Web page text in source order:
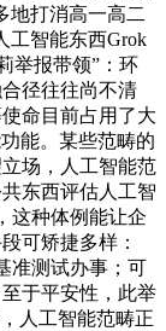
地打消高一高二
工智能东西Grok
举报带领”：环
径往往尚不清
命目前占用了大
能。某些范畴的
场，人工智能范
东西评估人工智
这种体例能让企
可矫捷多样：
准测试办事；可
于平安性，此举
人工智能范畴正